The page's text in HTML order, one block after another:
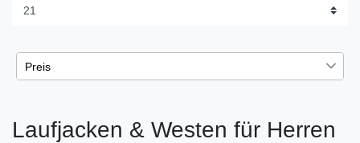
Preis
Laufjacken & Westen für Herren